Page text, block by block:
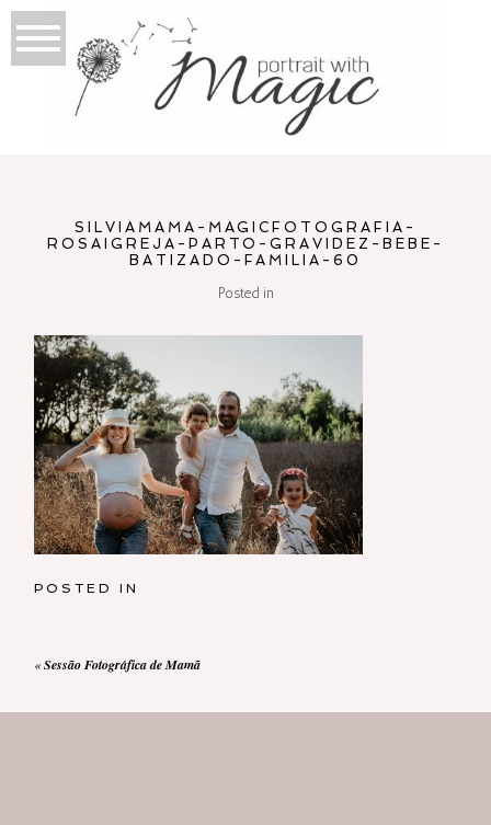
SILVIAMAMA-MAGICFOTOGRAFIA-
ROSAIGREJA-PARTO-GRAVIDEZ-BEBE-
BATIZADO-FAMILIA-60
Posted in
POSTED IN
«Sessão Fotográfica de Mamã